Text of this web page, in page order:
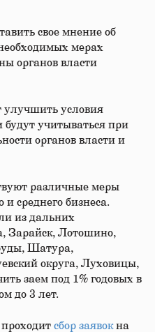
свое мнение об
мерах
органов власти
условия
будут учитываться при
органов власти и
различные меры
и среднего бизнеса.
из дальних
Зарайск, Лотошино,
Шатура,
округа, Луховицы,
заем под 1% годовых в
до 3 лет.
сбор заявокна